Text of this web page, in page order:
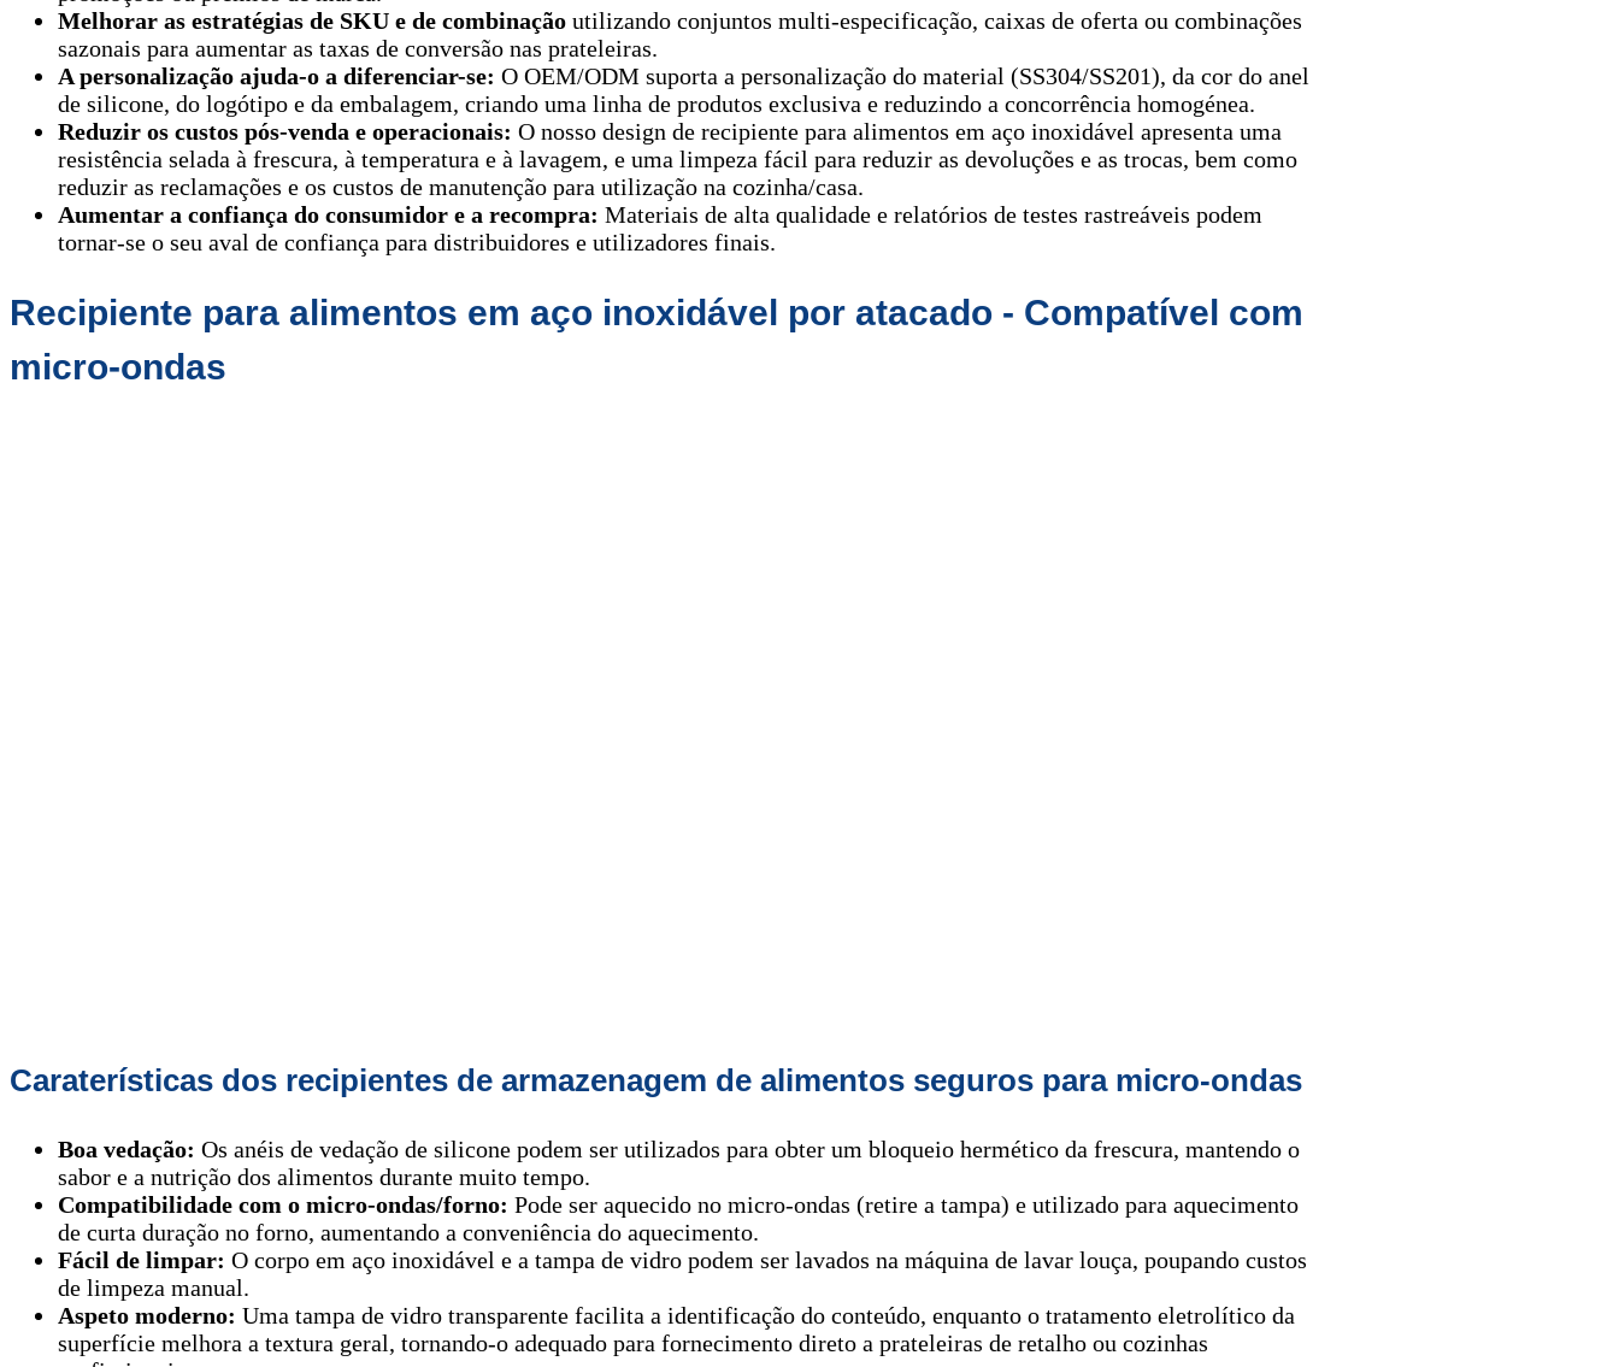
Melhorar as estratégias de SKU e de combinação utilizando conjuntos multi-especificação, caixas de oferta ou combinações
sazonais para aumentar as taxas de conversão nas prateleiras.
A personalização ajuda-o a diferenciar-se: O OEM/ODM suporta a personalização do material (SS304/SS201), da cor do anel
de silicone, do logótipo e da embalagem, criando uma linha de produtos exclusiva e reduzindo a concorrência homogénea.
Reduzir os custos pós-venda e operacionais: O nosso design de recipiente para alimentos em aço inoxidável apresenta uma
resistência selada à frescura, à temperatura e à lavagem, e uma limpeza fácil para reduzir as devoluções e as trocas, bem como
reduzir as reclamações e os custos de manutenção para utilização na cozinha/casa.
Aumentar a confiança do consumidor e a recompra: Materiais de alta qualidade e relatórios de testes rastreáveis podem
tornar-se o seu aval de confiança para distribuidores e utilizadores finais.
Recipiente para alimentos em aço inoxidável por atacado - Compatível com
micro-ondas
Caraterísticas dos recipientes de armazenagem de alimentos seguros para micro-ondas
Boa vedação: Os anéis de vedação de silicone podem ser utilizados para obter um bloqueio hermético da frescura, mantendo o
sabor e a nutrição dos alimentos durante muito tempo.
Compatibilidade com o micro-ondas/forno: Pode ser aquecido no micro-ondas (retire a tampa) e utilizado para aquecimento
de curta duração no forno, aumentando a conveniência do aquecimento.
Fácil de limpar: O corpo em aço inoxidável e a tampa de vidro podem ser lavados na máquina de lavar louça, poupando custos
de limpeza manual.
Aspeto moderno: Uma tampa de vidro transparente facilita a identificação do conteúdo, enquanto o tratamento eletrolítico da
superfície melhora a textura geral, tornando-o adequado para fornecimento direto a prateleiras de retalho ou cozinhas